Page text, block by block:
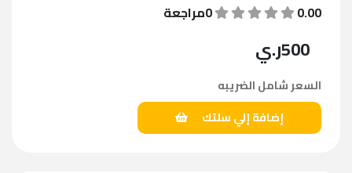
0.00 0مراجعة
500ر.ي
السعر شامل الضريبه
إضافة إلي سلتك